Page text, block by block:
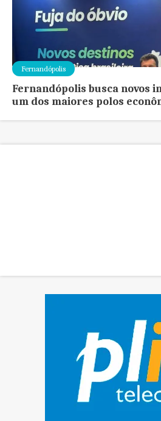
Fernandópolis
Fernandópolis busca novos
um dos maiores polos